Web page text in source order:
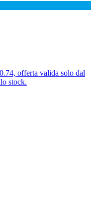
offerta valida solo dal
stock.